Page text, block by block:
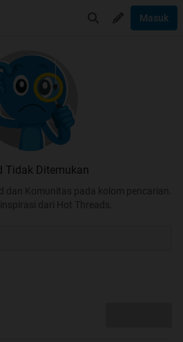
Masuk
Tidak Ditemukan
dan Komunitas pada kolom pencarian.
dari Hot Threads.